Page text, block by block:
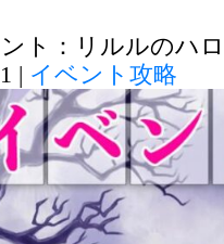
ト：リルルのハ
| イベント攻略